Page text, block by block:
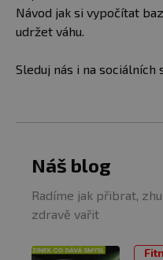
Návod jak si vypočítat
udržet váhu.
Sleduj nás i na sociálních
Náš blog
Radíme jak přibrat,
zdravě vařit